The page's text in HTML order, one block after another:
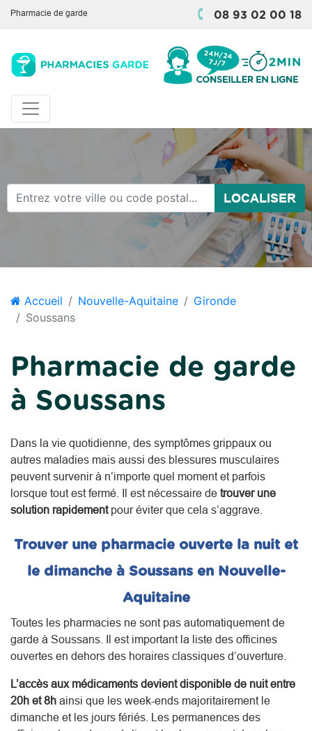
Pharmacie de garde 08 93 02 00 18
LOCALISER
Accueil Nouvelle-Aquitaine
Gironde
Soussans
Pharmacie de garde
à Soussans
Dans la vie quotidienne, des symptômes grippaux ou
autres maladies mais aussi des blessures musculaires
peuvent survenir à n’importe quel moment et parfois
lorsque tout est fermé. Il est nécessaire de trouver une
solution rapidementpour éviter que cela s’aggrave.
Trouver une pharmacie ouverte la nuit et
le dimanche à Soussans en Nouvelle-
Aquitaine
Toutes les pharmacies ne sont pas automatiquement de
garde à Soussans. Il est important la liste des officines
ouvertes en dehors des horaires classiques d’ouverture.
L’accès aux médicaments devient disponible de nuit entre
20h et 8h ainsi que les week-ends majoritairement le
dimanche et les jours fériés. Les permanences des